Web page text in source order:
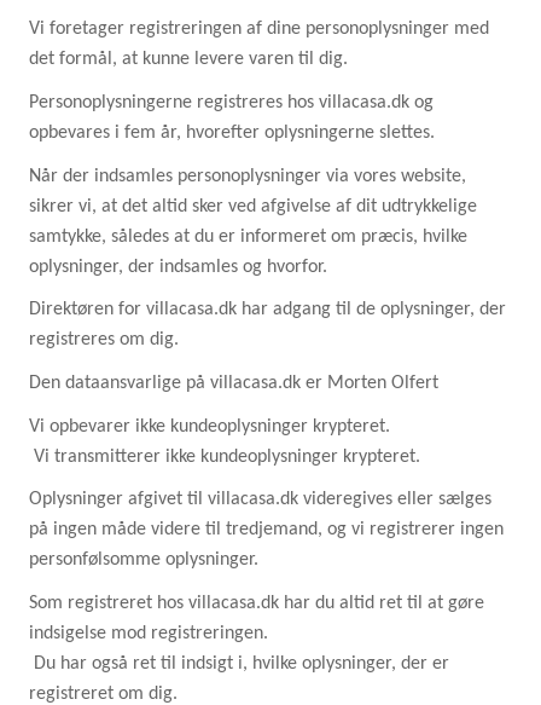
Vi foretager registreringen af dine personoplysninger med
det formål, at kunne levere varen til dig.
Personoplysningerne registreres hos villacasa.dk og
opbevares i fem år, hvorefter oplysningerne slettes.
Når der indsamles personoplysninger via vores website,
sikrer vi, at det altid sker ved afgivelse af dit udtrykkelige
samtykke, således at du er informeret om præcis, hvilke
oplysninger, der indsamles og hvorfor.
Direktøren for villacasa.dk har adgang til de oplysninger, der
registreres om dig.
Den dataansvarlige på villacasa.dk er Morten Olfert
Vi opbevarer ikke kundeoplysninger krypteret.
Vi transmitterer ikke kundeoplysninger krypteret.
Oplysninger afgivet til villacasa.dk videregives eller sælges
på ingen måde videre til tredjemand, og vi registrerer ingen
personfølsomme oplysninger.
Som registreret hos villacasa.dk har du altid ret til at gøre
indsigelse mod registreringen.
Du har også ret til indsigt i, hvilke oplysninger, der er
registreret om dig.